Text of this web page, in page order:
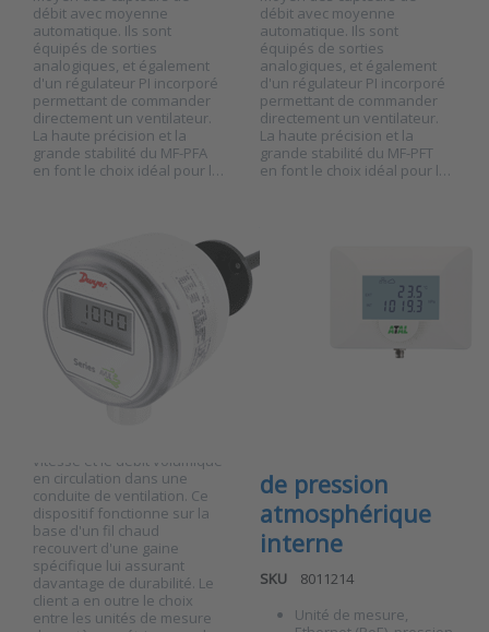
débit avec moyenne
automatique. Ils sont
équipés de sorties
analogiques, et également
d'un régulateur PI incorporé
permettant de commander
directement un ventilateur.
La haute précision et la
grande stabilité du MF-PFA
en font le choix idéal pour l…
débit avec moyenne
automatique. Ils sont
équipés de sorties
analogiques, et également
d'un régulateur PI incorporé
permettant de commander
directement un ventilateur.
La haute précision et la
grande stabilité du MF-PFT
en font le choix idéal pour l…
transmetteur de
vitesse d'air
intelligent Dwyer
série AVUL
2025122
vitesse et le débit volumique
en circulation dans une
conduite de ventilation. Ce
dispositif fonctionne sur la
base d'un fil chaud
recouvert d'une gaine
spécifique lui assurant
davantage de durabilité. Le
client a en outre le choix
entre les unités de mesure
Press ENTER
for more
options to
Capteur
transmetteur
de vitesse
d'air
intelligent
Dwyer série
AVUL
Ethernet avec
universelle pour
de pression
atmosphérique
interne
SKU
8011214
Unité de mesure,
Press ENTER for more
options to ATE-1U-P
Unité de surveillance
Ethernet avec entrée
universelle pour
capteur de
température/humidité
relative ou de CO₂ et
capteur de pression
atmosphérique
interne